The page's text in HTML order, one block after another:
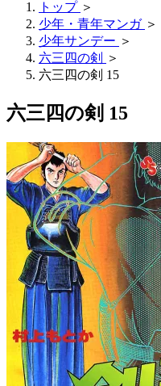
トップ ＞
少年・青年マンガ ＞
少年サンデー ＞
六三四の剣
＞
六三四の剣 15
六三四の剣 15